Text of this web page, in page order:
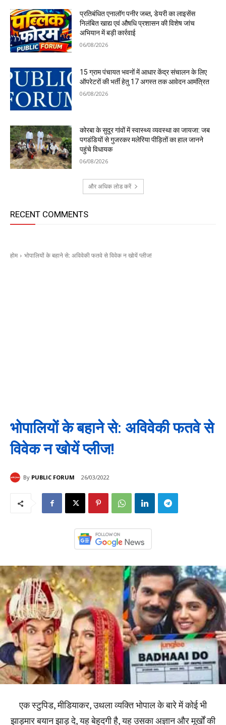
प्रतिबंधित एनालॉग पनीर जब्त, डेयरी का लाइसेंस
निलंबित खाद्य एवं औषधि प्रशासन की विशेष जांच
अभियान में बड़ी कार्रवाई
06/08/2026
15 ग्राम पंचायत भवनों में आधार केंद्र संचालन के लिए
ऑपरेटरों की भर्ती हेतु 17 अगस्त तक आवेदन आमंत्रित
06/08/2026
कोरबा के सुदूर गांवों में स्वास्थ्य व्यवस्था का जायजा: जब
पगडंडियों से गुजरकर मलेरिया पीड़ितों का हाल जानने
पहुंचे विधायक
06/08/2026
और अधिक लोड करें
RECENT COMMENTS